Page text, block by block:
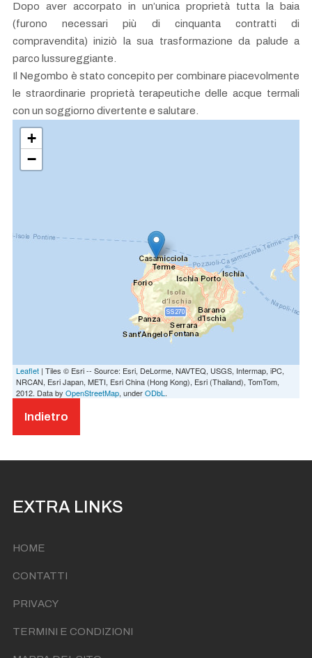
Dopo aver accorpato in un’unica proprietà tutta la baia
(furono necessari più di cinquanta contratti di
compravendita) iniziò la sua trasformazione da palude a
parco lussureggiante.
Il Negombo è stato concepito per combinare piacevolmente
le straordinarie proprietà terapeutiche delle acque termali
con un soggiorno divertente e salutare.
+
−
Leaflet | Tiles © Esri -- Source: Esri, DeLorme, NAVTEQ, USGS, Intermap, iPC,
NRCAN, Esri Japan, METI, Esri China (Hong Kong), Esri (Thailand), TomTom,
2012. Data by OpenStreetMap, underODbL .
Indietro
EXTRA LINKS
HOME
CONTATTI
PRIVACY
TERMINI E CONDIZIONI